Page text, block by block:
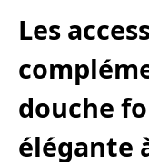
Les
douche
élégante